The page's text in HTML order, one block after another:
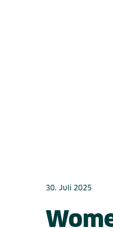
30. Juli 2025